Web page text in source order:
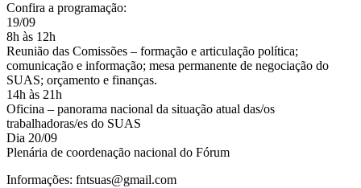
Confira a programação:
19/09
8h às 12h
Reunião das Comissões – formação e articulação política;
comunicação e informação; mesa permanente de negociação do
SUAS; orçamento e finanças.
14h às 21h
Oficina – panorama nacional da situação atual das/os
trabalhadoras/es do SUAS
Dia 20/09
Plenária de coordenação nacional do Fórum
Informações: fntsuas@gmail.com